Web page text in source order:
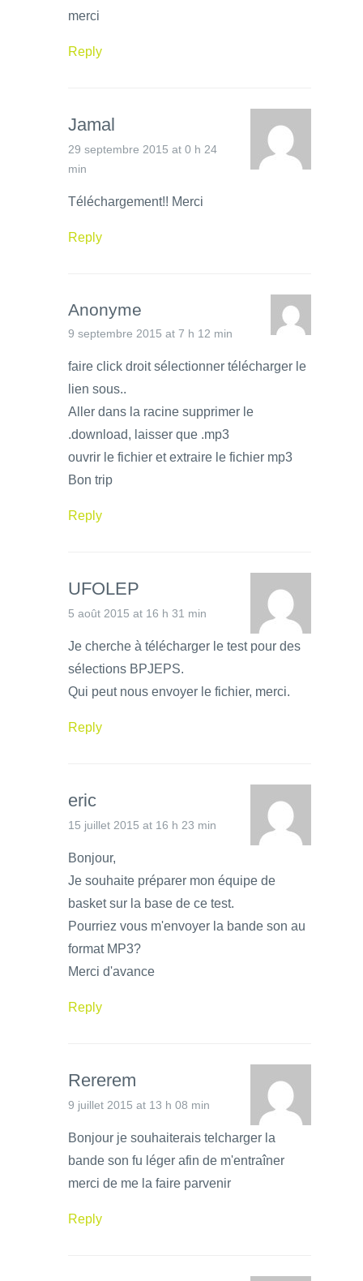
merci
Reply
Jamal
29 septembre 2015 at 0 h 24
min
Téléchargement!! Merci
Reply
Anonyme
9 septembre 2015 at 7 h 12 min
faire click droit sélectionner télécharger le
lien sous..
Aller dans la racine supprimer le
.download, laisser que .mp3
ouvrir le fichier et extraire le fichier mp3
Bon trip
Reply
UFOLEP
5 août 2015 at 16 h 31 min
Je cherche à télécharger le test pour des
sélections BPJEPS.
Qui peut nous envoyer le fichier, merci.
Reply
eric
15 juillet 2015 at 16 h 23 min
Bonjour,
Je souhaite préparer mon équipe de
basket sur la base de ce test.
Pourriez vous m'envoyer la bande son au
format MP3?
Merci d'avance
Reply
Rererem
9 juillet 2015 at 13 h 08 min
Bonjour je souhaiterais telcharger la
bande son fu léger afin de m'entraîner
merci de me la faire parvenir
Reply